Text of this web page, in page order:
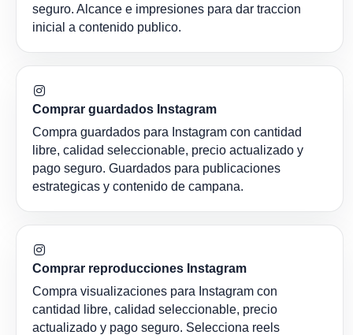
seguro. Alcance e impresiones para dar traccion
inicial a contenido publico.
Comprar guardados Instagram
Compra guardados para Instagram con cantidad
libre, calidad seleccionable, precio actualizado y
pago seguro. Guardados para publicaciones
estrategicas y contenido de campana.
Comprar reproducciones Instagram
Compra visualizaciones para Instagram con
cantidad libre, calidad seleccionable, precio
actualizado y pago seguro. Selecciona reels